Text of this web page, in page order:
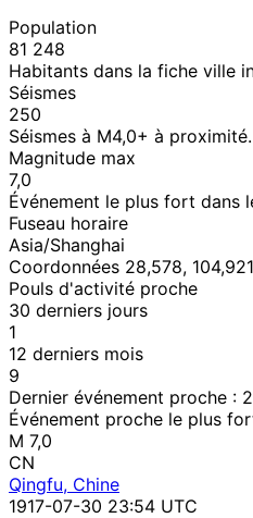
Population
81 248
Habitants dans la fiche ville
Séismes
250
Séismes à M4,0+ à proximité.
Magnitude max
7,0
Événement le plus fort dans
Fuseau horaire
Asia/Shanghai
Coordonnées 28,578, 104,921
Pouls d'activité proche
30 derniers jours
1
12 derniers mois
9
Dernier événement proche :
Événement proche le plus
M 7,0
CN
Qingfu, Chine
1917-07-30 23:54 UTC